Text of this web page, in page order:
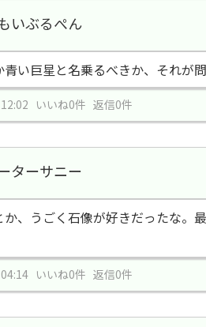
いぶるぺん
青い巨星と名乗るべきか、それが
いいね0件 返信0件
ターサニー
か、うごく石像が好きだったな。
いいね0件 返信0件